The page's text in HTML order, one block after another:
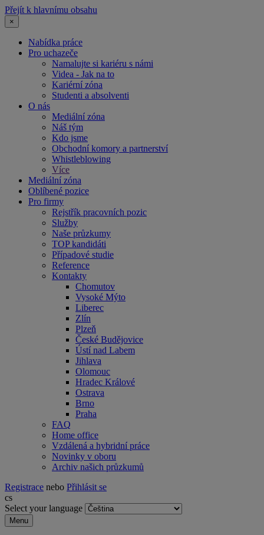
Přejít k hlavnímu obsahu
×
Nabídka práce
Pro uchazeče
Namalujte si kariéru s námi
Videa - Jak na to
Kariérní zóna
Studenti a absolventi
O nás
Mediální zóna
Náš tým
Kdo jsme
Obchodní komory a partnerství
Whistleblowing
Více
Mediální zóna
Oblíbené pozice
Pro firmy
Rejstřík pracovních pozic
Služby
Naše průzkumy
TOP kandidáti
Případové studie
Reference
Kontakty
Chomutov
Vysoké Mýto
Liberec
Zlín
Plzeň
České Budějovice
Ústí nad Labem
Jihlava
Olomouc
Hradec Králové
Ostrava
Brno
Praha
FAQ
Home office
Vzdálená a hybridní práce
Novinky v oboru
Archiv našich průzkumů
Registrace nebo Přihlásit se
cs
Select your language
Menu